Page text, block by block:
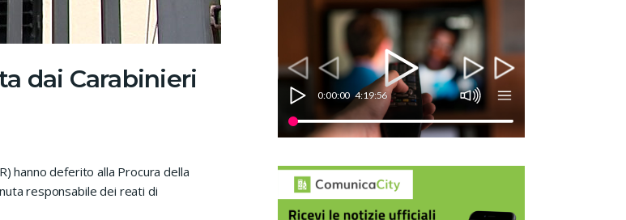
dai Carabinieri
hanno deferito alla Procura della
responsabile dei reati di
0:00:00 4:19:56